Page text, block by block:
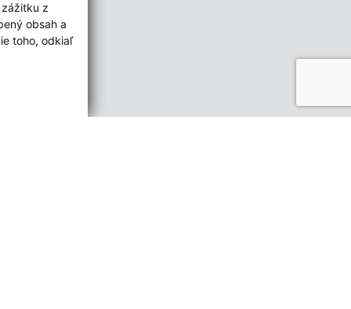
z
obsah a
toho, odkiaľ